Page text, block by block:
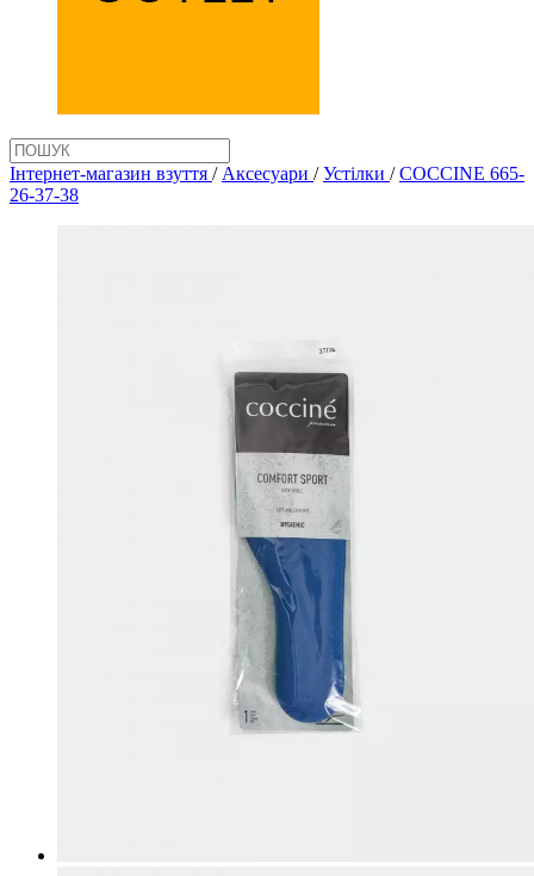
Інтернет-магазин взуття / Аксеcуари / Устілки / COCCINE 665-
26-37-38